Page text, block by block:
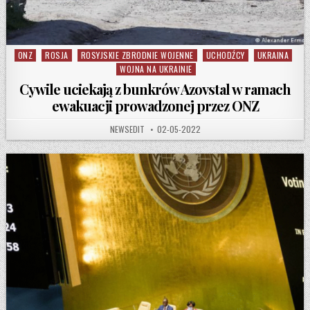
Posted in
ONZ ROSJA ROSYJSKIE ZBRODNIE WOJENNE UCHODŹCY
UKRAINA
WOJNA NA UKRAINIE
Cywile uciekają z bunkrów Azovstal w ramach
ewakuacji prowadzonej przez ONZ
AUTHOR:
NEWSEDIT PUBLISHED DATE:
02-05-2022